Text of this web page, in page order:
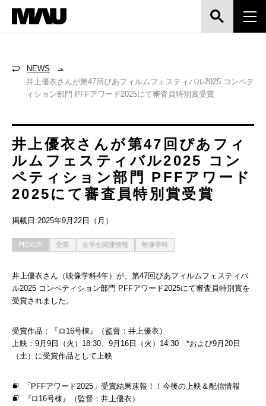
NEWS
井上優衣さんが第47回ぴあフィルムフェスティバル2025 コンペテ
ィション部門 PFFアワード2025にて審査員特別賞受賞
井上優衣さんが第47回ぴあフィ
ルムフェスティバル2025 コン
ペティション部門 PFFアワード
2025にて審査員特別賞受賞
掲載日:2025年9月22日（月）
PICKUP 受賞 在学生関連情報 映像学科
井上優衣さん（映像学科4年）が、第47回ぴあフィルムフェスティバ
ル2025 コンペティション部門 PFFアワード2025にて審査員特別賞を
受賞されました。
受賞作品：『ロ16号棟』（監督：井上優衣）
上映：9月9日（火）18:30、9月16日（火）14:30 *および9月20日
（土）に受賞作品として上映
「PFFアワード2025」受賞結果速報！！今後の上映＆配信情報
『ロ16号棟』（監督：井上優衣）